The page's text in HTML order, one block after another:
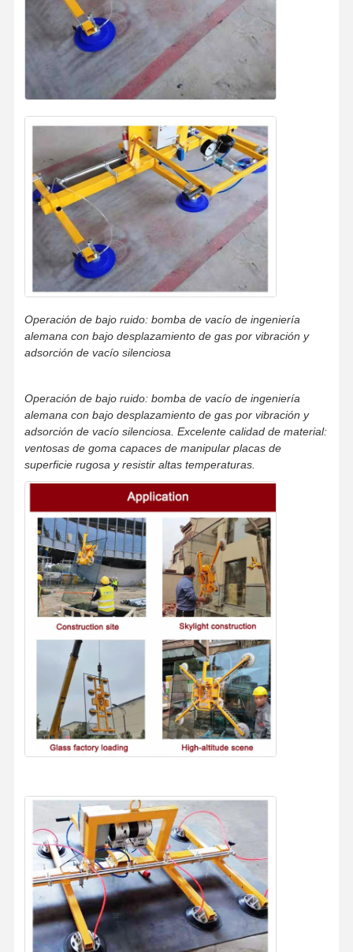
Operación de bajo ruido: bomba de vacío de ingeniería
alemana con bajo desplazamiento de gas por vibración y
adsorción de vacío silenciosa
Operación de bajo ruido: bomba de vacío de ingeniería
alemana con bajo desplazamiento de gas por vibración y
adsorción de vacío silenciosa. Excelente calidad de material:
ventosas de goma capaces de manipular placas de
superficie rugosa y resistir altas temperaturas.